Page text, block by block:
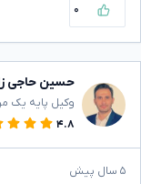
۰
حسین حاجی
وکیل پایه یک
۴.۸
۵ سال پیش